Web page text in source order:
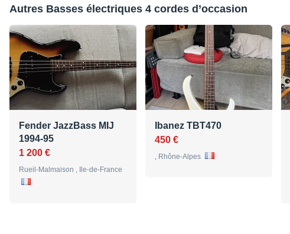
Autres Basses électriques 4 cordes d’occasion
Fender JazzBass MIJ
1994-95
1 200 €
Rueil-Malmaison , Ile-de-France
Ibanez TBT470
450 €
, Rhône-Alpes